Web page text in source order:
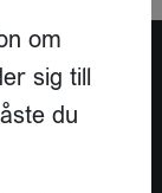
om
sig till
du